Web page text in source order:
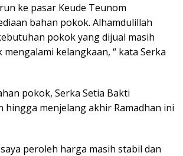
ke pasar Keude Teunom
bahan pokok. Alhamdulillah
pokok yang dijual masih
kelangkaan, “ kata Serka
pokok, Serka Setia Bakti
hingga menjelang akhir Ramadhan ini
peroleh harga masih stabil dan